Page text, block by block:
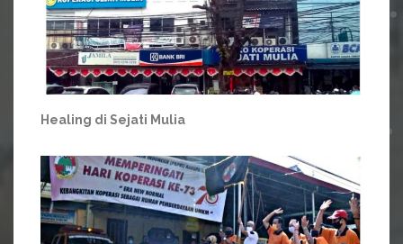
Healing di Sejati Mulia